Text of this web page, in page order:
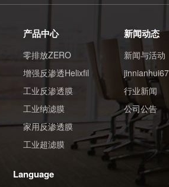
产品中心
零排放ZERO
增强反渗透Helixfil
工业反渗透膜
工业纳滤膜
家用反渗透膜
工业超滤膜
新闻动态
新闻与活动
行业新闻
公司公告
Language